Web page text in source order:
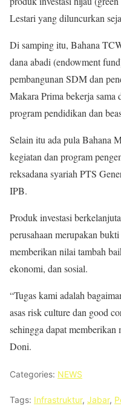
Lestari yang diluncurkan
Di samping itu, Bahana
dana abadi (endowment
pembangunan SDM dan
Makara Prima bekerja
program pendidikan dan
Selain itu ada pula Bahana
kegiatan dan program
reksadana syariah PTS
IPB.
Produk investasi
perusahaan merupakan
memberikan nilai tambah
ekonomi, dan sosial.
“Tugas kami adalah
asas risk culture dan good
sehingga dapat
Doni.
Categories: NEWS
Tags: Infrastruktur, Jabar,